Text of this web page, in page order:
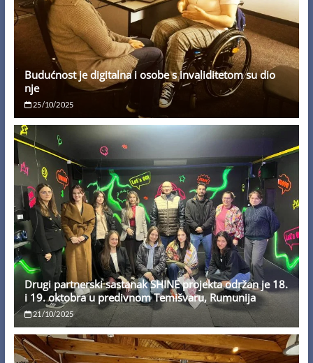
Budućnost je digitalna i osobe s invaliditetom su dio
nje
25/10/2025
Drugi partnerski sastanak SHINE projekta održan je 18.
i 19. oktobra u predivnom Temišvaru, Rumunija
21/10/2025